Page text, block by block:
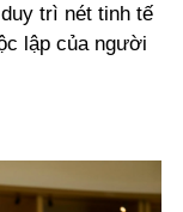
trì nét tinh tế
lập của người